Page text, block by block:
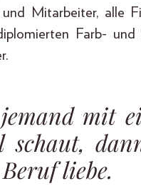
Mitarbeiter, alle
Farb-
mit
schaut,
liebe.